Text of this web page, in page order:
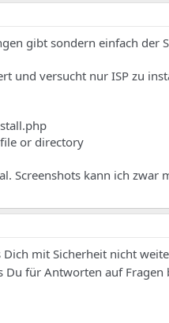
gibt sondern einfach der
und versucht nur ISP zu
or directory
Screenshots kann ich zwar
mit Sicherheit nicht
Du für Antworten auf Fragen